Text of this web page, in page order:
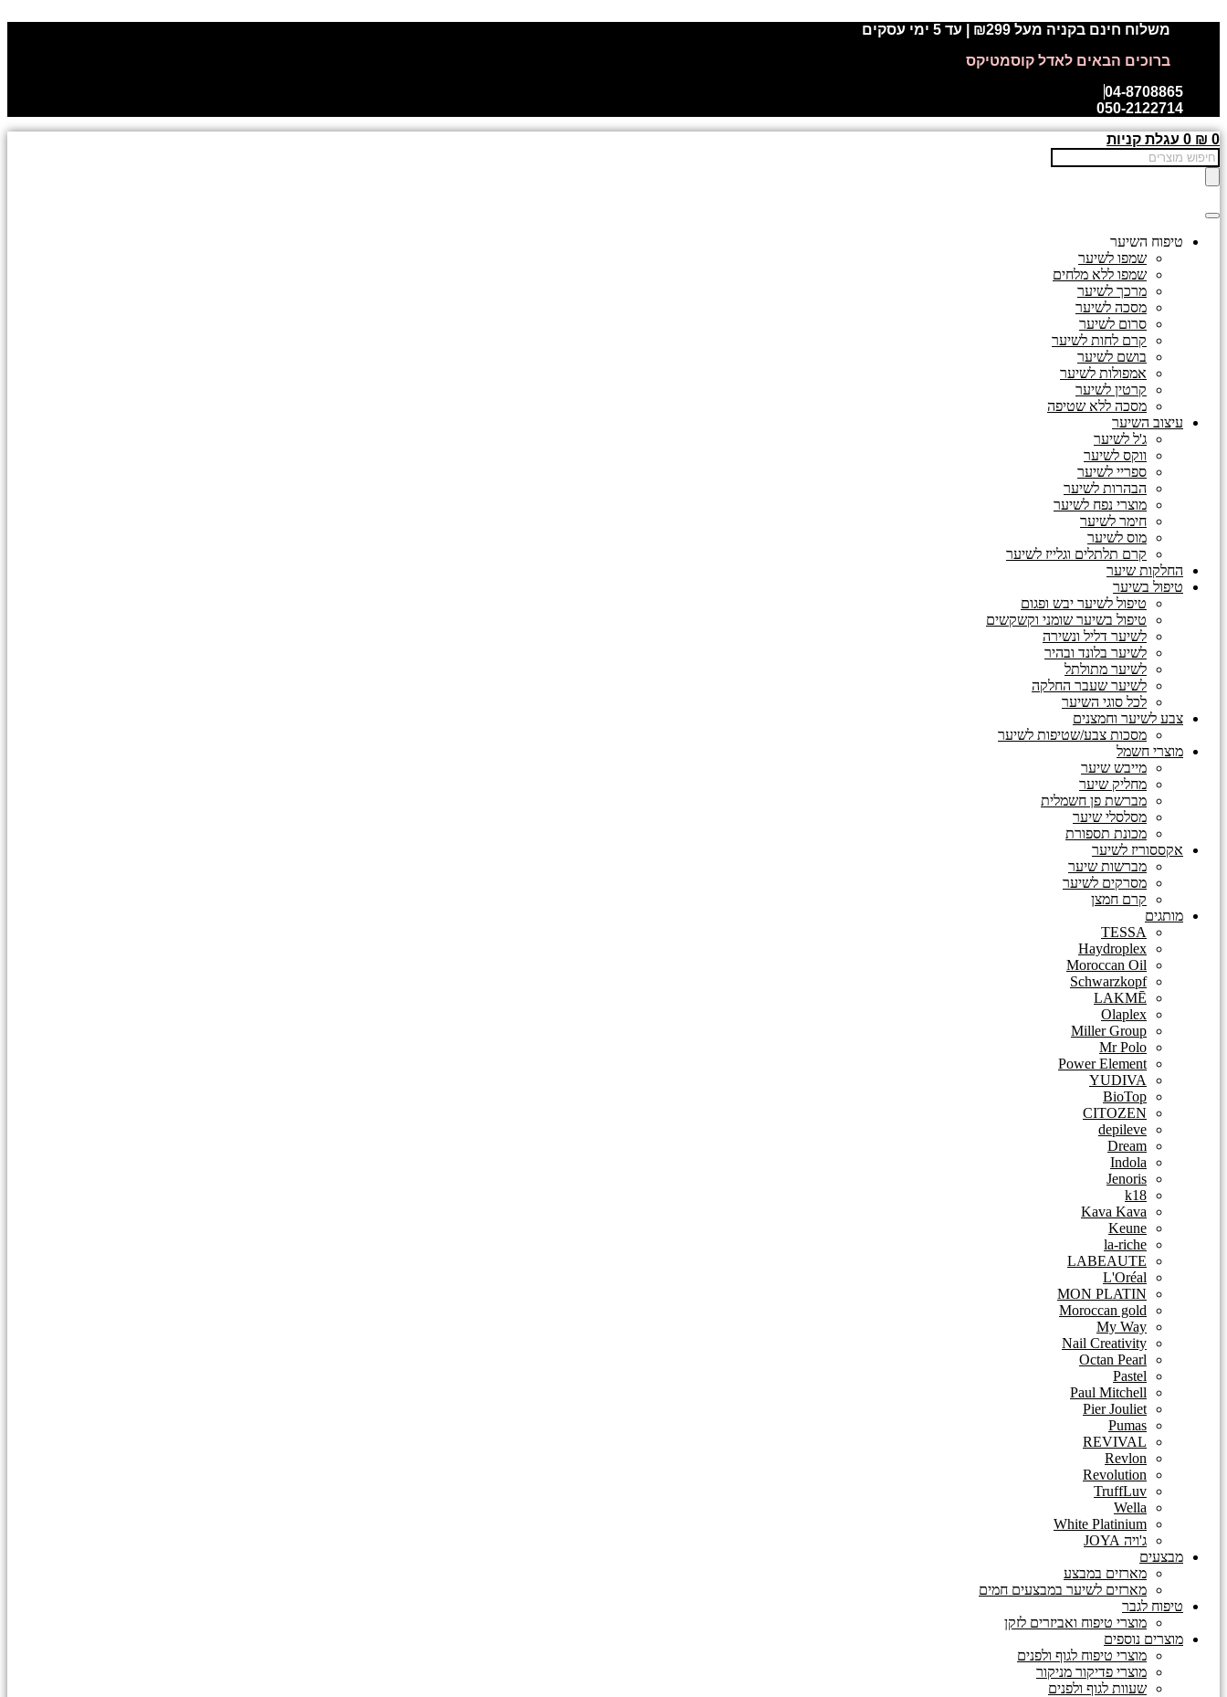
משלוח חינם בקניה מעל ₪299 | עד 5 ימי עסקים
ברוכים הבאים לאדל קוסמטיקס
04-8708865
050-2122714
₪ 0
0 עגלת קניות
Products
search
טיפוח השיער
שמפו לשיער
שמפו ללא מלחים
מרכך לשיער
מסכה לשיער
סרום לשיער
קרם לחות לשיער
בושם לשיער
אמפולות לשיער
קרטין לשיער
מסכה ללא שטיפה
עיצוב השיער
ג'ל לשיער
ווקס לשיער
ספריי לשיער
הבהרות לשיער
מוצרי נפח לשיער
חימר לשיער
מוס לשיער
קרם תלתלים וגלייז לשיער
החלקות שיער
טיפול בשיער
טיפול לשיער יבש ופגום
טיפול בשיער שומני וקשקשים
לשיער דליל ונשירה
לשיער בלונד ובהיר
לשיער מתולתל
לשיער שעבר החלקה
לכל סוגי השיער
צבע לשיער וחמצנים
מסכות צבע/שטיפות לשיער
מוצרי חשמל
מייבש שיער
מחליק שיער
מברשת פן חשמלית
מסלסלי שיער
מכונת תספורת
אקססוריז לשיער
מברשות שיער
מסרקים לשיער
קרם חמצן
מותגים
TESSA
Haydroplex
Moroccan Oil
Schwarzkopf
LAKMĒ
Olaplex
Miller Group
Mr Polo
Power Element
YUDIVA
BioTop
CITOZEN
depileve
Dream
Indola
Jenoris
k18
Kava Kava
Keune
la-riche
LABEAUTE
L'Oréal
MON PLATIN
Moroccan gold
My Way
Nail Creativity
Octan Pearl
Pastel
Paul Mitchell
Pier Jouliet
Pumas
REVIVAL
Revlon
Revolution
TruffLuv
Wella
White Platinium
ג'ויה JOYA
מבצעים
מארזים במבצע
מארזים לשיער במבצעים חמים
טיפוח לגבר
מוצרי טיפוח ואביזרים לזקן
מוצרים נוספים
מוצרי טיפוח לגוף ולפנים
מוצרי פדיקור מניקור
שעוות לגוף ולפנים